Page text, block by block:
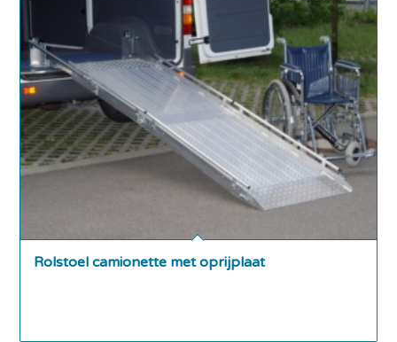
Rolstoel camionette met oprijplaat